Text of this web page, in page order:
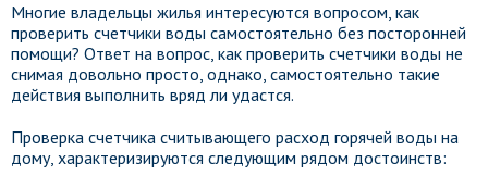
Многие владельцы жилья интересуются вопросом, как
проверить счетчики воды самостоятельно без посторонней
помощи? Ответ на вопрос, как проверить счетчики воды не
снимая довольно просто, однако, самостоятельно такие
действия выполнить вряд ли удастся.
Проверка счетчика считывающего расход горячей воды на
дому, характеризируются следующим рядом достоинств: